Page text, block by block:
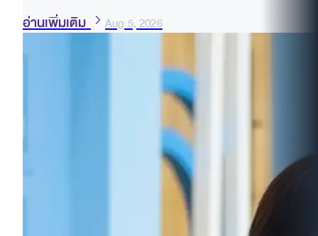
อ่านเพิ่มเติม Aug 5, 2026